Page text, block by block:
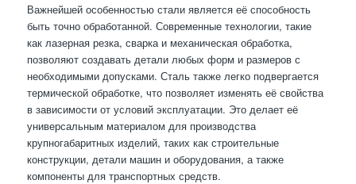
Важнейшей особенностью стали является её способность
быть точно обработанной. Современные технологии, такие
как лазерная резка, сварка и механическая обработка,
позволяют создавать детали любых форм и размеров с
необходимыми допусками. Сталь также легко подвергается
термической обработке, что позволяет изменять её свойства
в зависимости от условий эксплуатации. Это делает её
универсальным материалом для производства
крупногабаритных изделий, таких как строительные
конструкции, детали машин и оборудования, а также
компоненты для транспортных средств.